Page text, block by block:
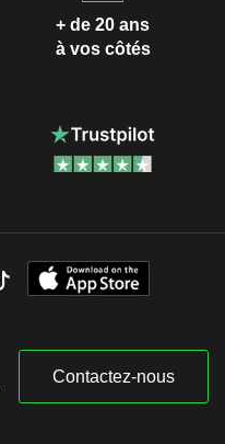
+ de 20 ans
à vos côtés
Contactez-nous